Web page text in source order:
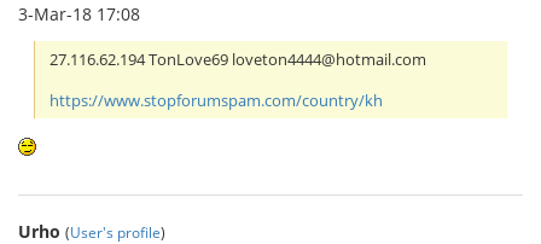
3-Mar-18 17:08
27.116.62.194 TonLove69 loveton4444@hotmail.com
https://www.stopforumspam.com/country/kh
Urho (User's profile)